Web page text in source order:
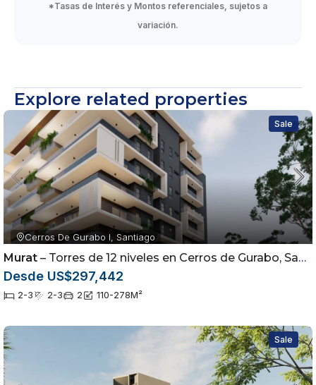
*Tasas de Interés y Montos referenciales, sujetos a
variación.
Explore related properties
Sale
Cerros De Gurabo I, Santiago
Murat – Torres de 12 niveles en Cerros de Gurabo, Santiago
Desde US$297,442
2-3 2-3 2 110-278M²
Sale